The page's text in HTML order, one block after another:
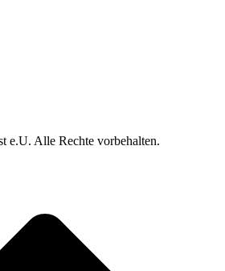
e.U. Alle Rechte vorbehalten.